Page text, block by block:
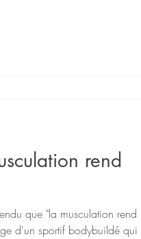
rend
que "la musculation rend
d'un sportif bodybuildé qui